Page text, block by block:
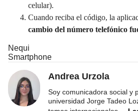
celular).
Cuando reciba el código, la
cambio del número telefónico
Nequi
Smartphone
Andrea Urzola
Soy comunicadora social y
universidad Jorge Tadeo